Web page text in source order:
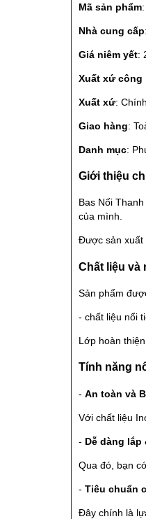
Mã sản phẩm
Nhà cung cấp
Giá niêm yết:
Xuất xứ công
Xuất xứ:
Giao hàng:
Danh mục:
Giới thiệu
Bas Nối
của mình.
Được sản xuất
Chất liệu và
Sản phẩm
- chất liệu nổi
Lớp hoàn thiện
Tính năng
- An toàn và
Với chất liệu
- Dễ dàng
Qua đó, bạn
- Tiêu chuẩn
Đây chính là